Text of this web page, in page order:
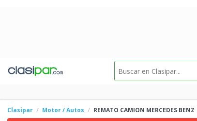
Clasipar Motor / Autos REMATO CAMION MERCEDES BENZ